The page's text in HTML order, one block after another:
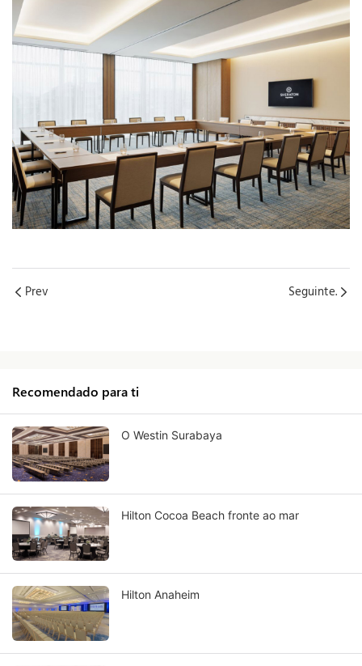
Prev Seguinte.
Recomendado para ti
O Westin Surabaya
Hilton Cocoa Beach fronte ao mar
Hilton Anaheim